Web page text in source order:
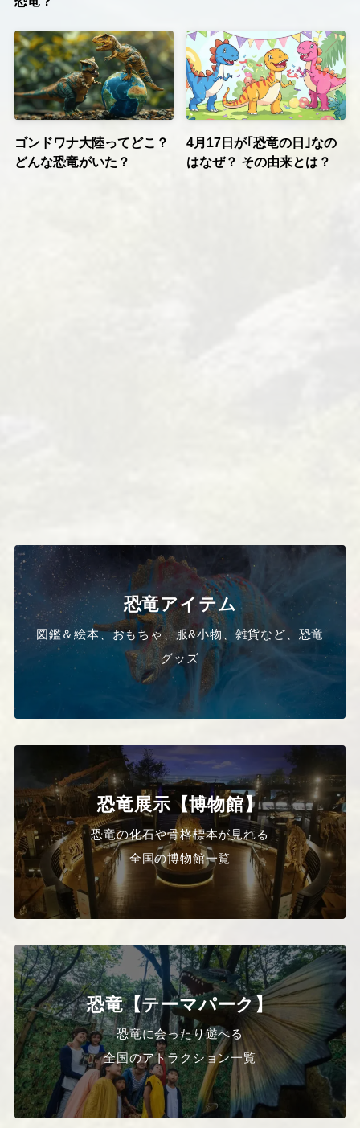
ゴンドワナ大陸ってどこ？
どんな恐竜がいた？
4月17日が｢恐竜の日｣なの
はなぜ？ その由来とは？
恐竜アイテム
図鑑＆絵本、おもちゃ、服&小物、雑貨など、恐竜
グッズ
恐竜展示【博物館】
恐竜の化石や骨格標本が見れる
全国の博物館一覧
恐竜【テーマパーク】
恐竜に会ったり遊べる
全国のアトラクション一覧